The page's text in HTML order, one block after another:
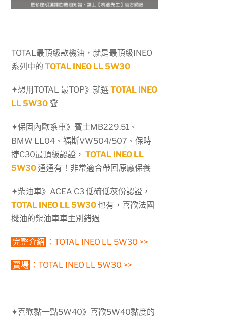
TOTAL最頂級款機油，就是最頂級INEO
系列中的TOTAL INEO LL 5W30
✦想用TOTAL 最TOP》就選TOTAL INEO
LL 5W30 🏆
✦保固內歐系車》賓士MB229.51、
BMW LL04、福斯VW504/507、保時
捷C30最頂級認證，TOTAL INEO LL
5W30通通有！非常適合帶回原廠保養
✦柴油車》ACEA C3 低硫低灰份認證，
TOTAL INEO LL 5W30也有，喜歡法國
機油的柴油車車主別錯過
完整介紹 ：TOTAL INEO LL 5W30 >>
賣場 ：TOTAL INEO LL 5W30 >>
✦喜歡黏一點5W40》喜歡5W40黏度的